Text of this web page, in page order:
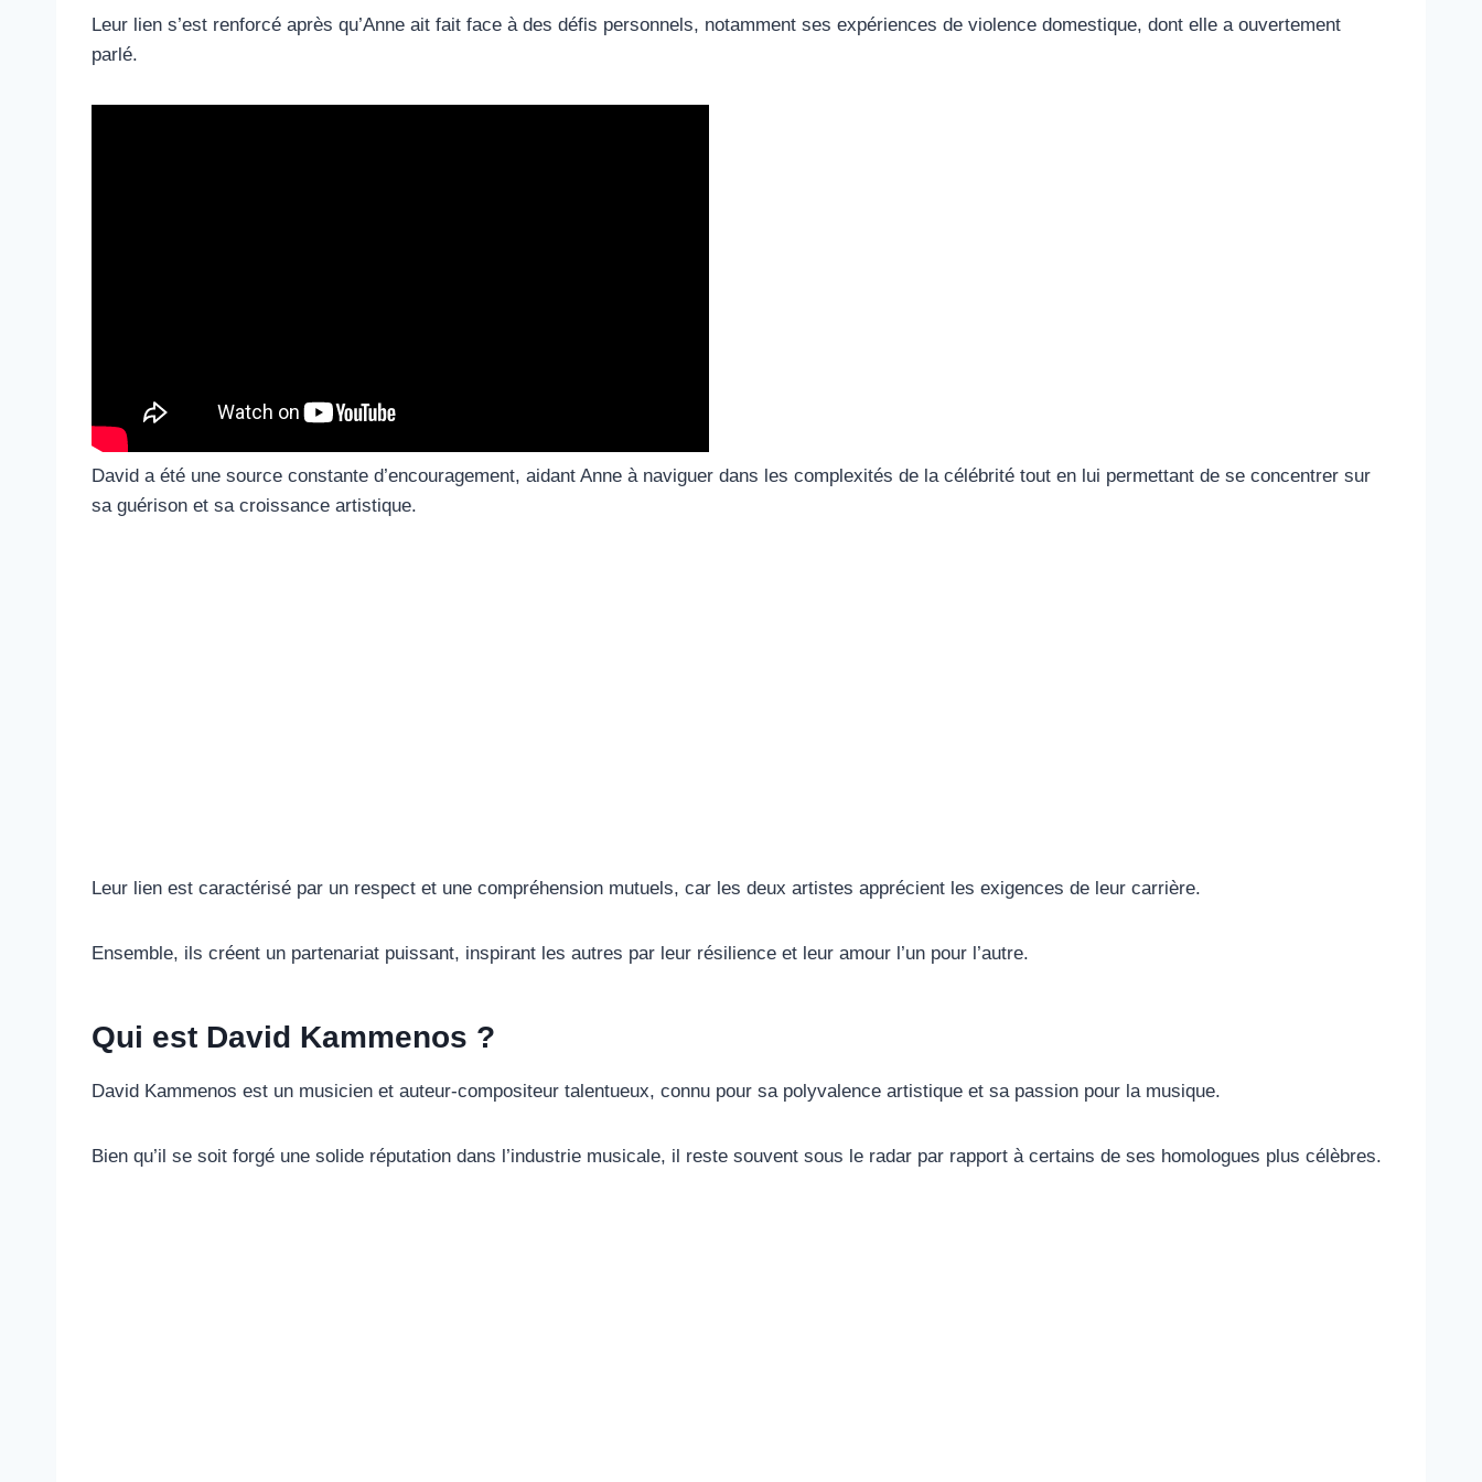
Leur lien s’est renforcé après qu’Anne ait fait face à des défis personnels, notamment ses expériences de violence domestique, dont elle a ouvertement
parlé.
David a été une source constante d’encouragement, aidant Anne à naviguer dans les complexités de la célébrité tout en lui permettant de se concentrer sur
sa guérison et sa croissance artistique.
Leur lien est caractérisé par un respect et une compréhension mutuels, car les deux artistes apprécient les exigences de leur carrière.
Ensemble, ils créent un partenariat puissant, inspirant les autres par leur résilience et leur amour l’un pour l’autre.
Qui est David Kammenos ?
David Kammenos est un musicien et auteur-compositeur talentueux, connu pour sa polyvalence artistique et sa passion pour la musique.
Bien qu’il se soit forgé une solide réputation dans l’industrie musicale, il reste souvent sous le radar par rapport à certains de ses homologues plus célèbres.